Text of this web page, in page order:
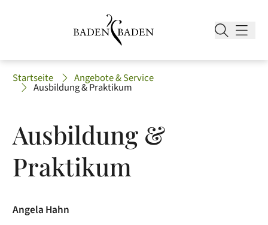
Startseite Angebote & Service
Ausbildung & Praktikum
Ausbildung &
Praktikum
Angela Hahn